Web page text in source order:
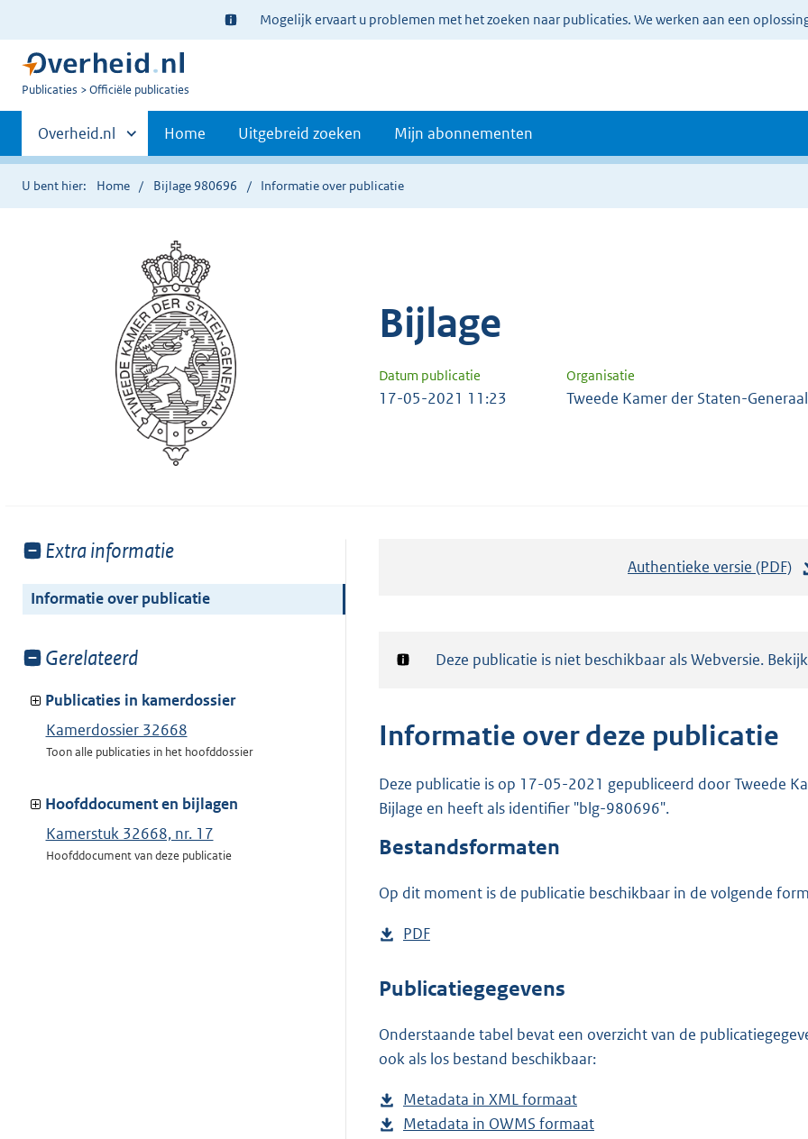
Ter
informatie:
Mogelijk ervaart u problemen met het zoeken naar publicaties. We werken aan een
U
Publicaties Officiële publicaties
Primaire
navigatie
Andere
sites
binnen
Overheid.nl Home Uitgebreid zoeken Mijn abonnementen
U bent hier: Home Bijlage 980696 Informatie over publicatie
Bijlage
Datum publicatie Organisatie
17-05-2021 11:23 Tweede Kamer der Staten-Generaal
Toon
van:
Extra informatie
Informatie over publicatie
Toon
van:
Gerelateerd
Publicaties in kamerdossier
Kamerdossier 32668
Toon alle publicaties in het hoofddossier
Hoofddocument en bijlagen
Kamerstuk 32668, nr. 17
Hoofddocument van deze publicatie
Authentieke versie (PDF)
a
r
K
Notificatie:
Deze publicatie is niet beschikbaar als Webversie.
Informatie over deze publicatie
Deze publicatie is op 17-05-2021 gepubliceerd door Tweede
Bijlage en heeft als identifier "blg-980696".
Bestandsformaten
Op dit moment is de publicatie beschikbaar in de volgende
D
w
l
o
d
p
PDF
s
a
n
s
g
Publicatiegegevens
Onderstaande tabel bevat een overzicht van de
ook als los bestand beschikbaar:
Metadata in XML formaat
e
Metadata in OWMS formaat